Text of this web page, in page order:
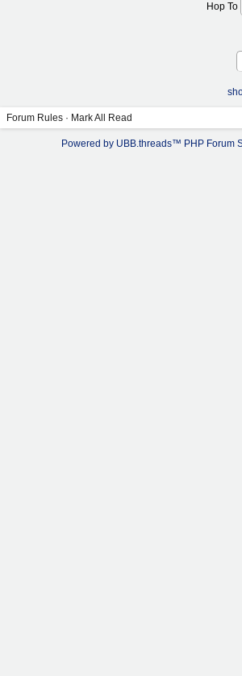
Hop To
Forum Rules · Mark All Read
Powered by UBB.threads™ PHP Forum